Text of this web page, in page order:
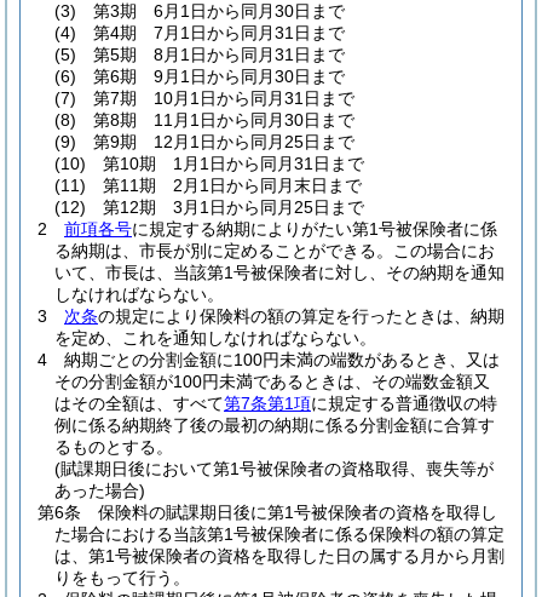
(3)
第3期 6月1日から同月30日まで
(4)
第4期 7月1日から同月31日まで
(5)
第5期 8月1日から同月31日まで
(6)
第6期 9月1日から同月30日まで
(7)
第7期 10月1日から同月31日まで
(8)
第8期 11月1日から同月30日まで
(9)
第9期 12月1日から同月25日まで
(10)
第10期 1月1日から同月31日まで
(11)
第11期 2月1日から同月末日まで
(12)
第12期 3月1日から同月25日まで
2
前項各号に規定する納期によりがたい第1号被保険者に係
る納期は、市長が別に定めることができる。
この場合にお
いて、市長は、当該第1号被保険者に対し、その納期を通知
しなければならない。
3
次条の規定により保険料の額の算定を行ったときは、納期
を定め、これを通知しなければならない。
4
納期ごとの分割金額に100円未満の端数があるとき、又は
その分割金額が100円未満であるときは、その端数金額又
はその全額は、すべて第7条第1項に規定する普通徴収の特
例に係る納期終了後の最初の納期に係る分割金額に合算す
るものとする。
(賦課期日後において第1号被保険者の資格取得、喪失等が
あった場合)
第6条
保険料の賦課期日後に第1号被保険者の資格を取得し
た場合における当該第1号被保険者に係る保険料の額の算定
は、第1号被保険者の資格を取得した日の属する月から月割
りをもって行う。